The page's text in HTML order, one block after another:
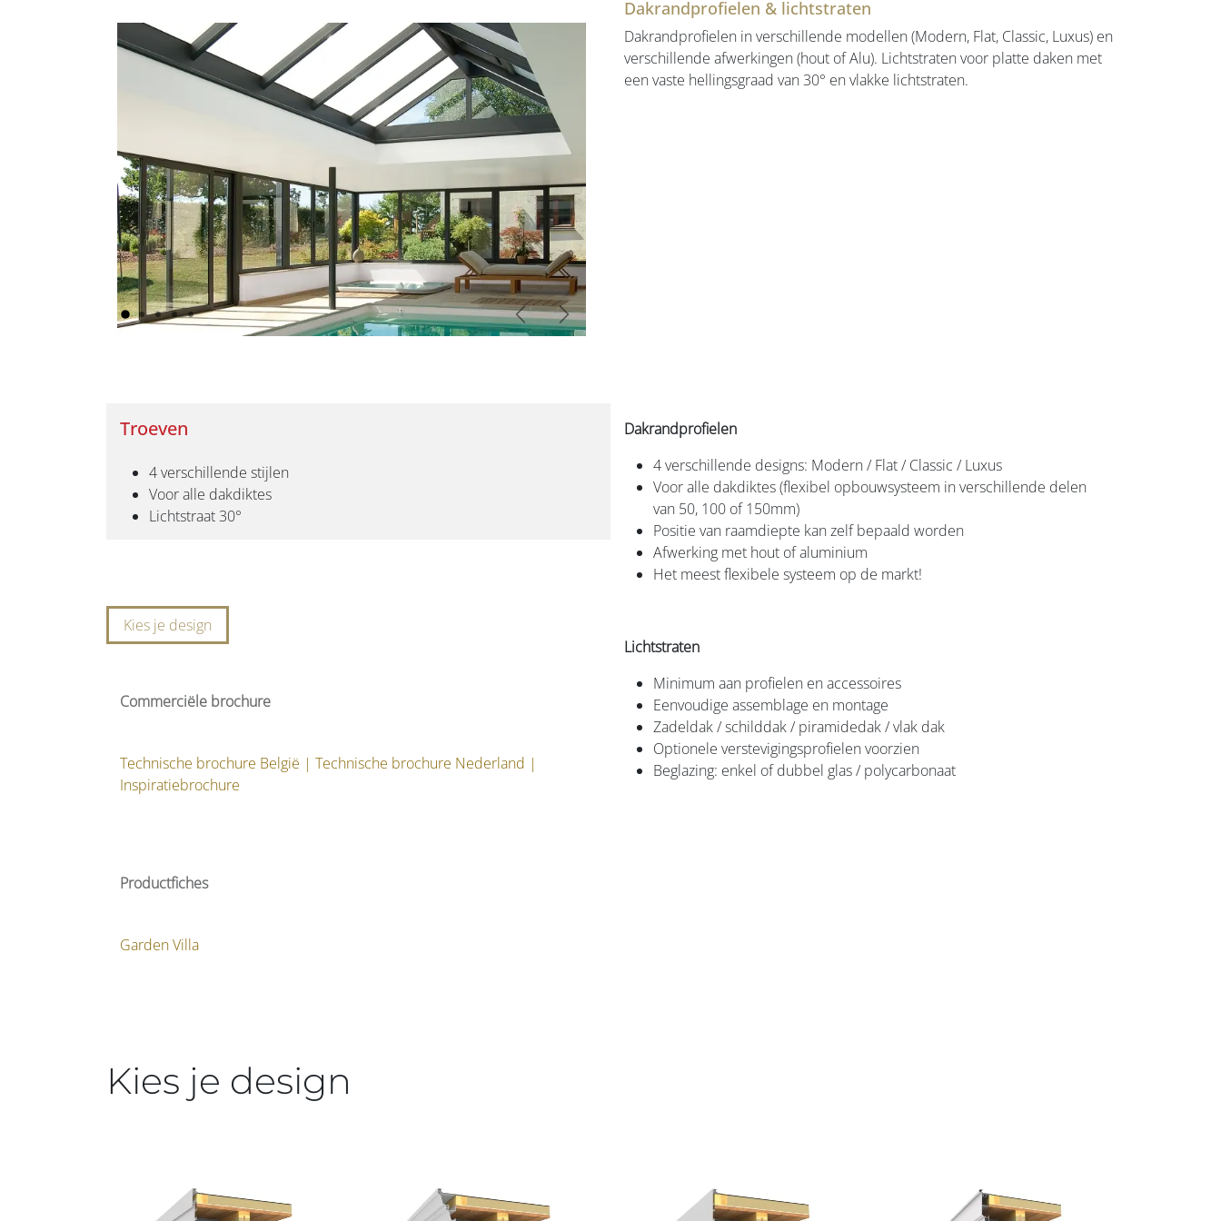
VorigeVolgende
Dakrandprofielen & lichtstraten
Dakrandprofielen in verschillende modellen (Modern, Flat, Classic, Luxus) en
verschillende afwerkingen (hout of Alu). Lichtstraten voor platte daken met
een vaste hellingsgraad van 30° en vlakke lichtstraten.
Troeven
4 verschillende stijlen
Voor alle dakdiktes
Lichtstraat 30°
Dakrandprofielen
4 verschillende designs: Modern / Flat / Classic / Luxus
Voor alle dakdiktes (flexibel opbouwsysteem in verschillende delen
van 50, 100 of 150mm)
Positie van raamdiepte kan zelf bepaald worden
Afwerking met hout of aluminium
Het meest flexibele systeem op de markt!
Lichtstraten
Minimum aan profielen en accessoires
Eenvoudige assemblage en montage
Zadeldak / schilddak / piramidedak / vlak dak
Optionele verstevigingsprofielen voorzien
Beglazing: enkel of dubbel glas / polycarbonaat
Kies je design
Commerciële brochure
Technische brochure België | Technische brochure Nederland |
Inspiratiebrochure
Productfiches
Garden Villa
Kies je design